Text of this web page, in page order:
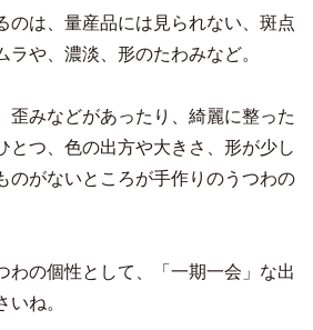
のは、量産品には見られない、斑点
ラや、濃淡、形のたわみなど。
歪みなどがあったり、綺麗に整った
とつ、色の出方や大きさ、形が少し
のがないところが手作りのうつわの
わの個性として、「一期一会」な出
ね。